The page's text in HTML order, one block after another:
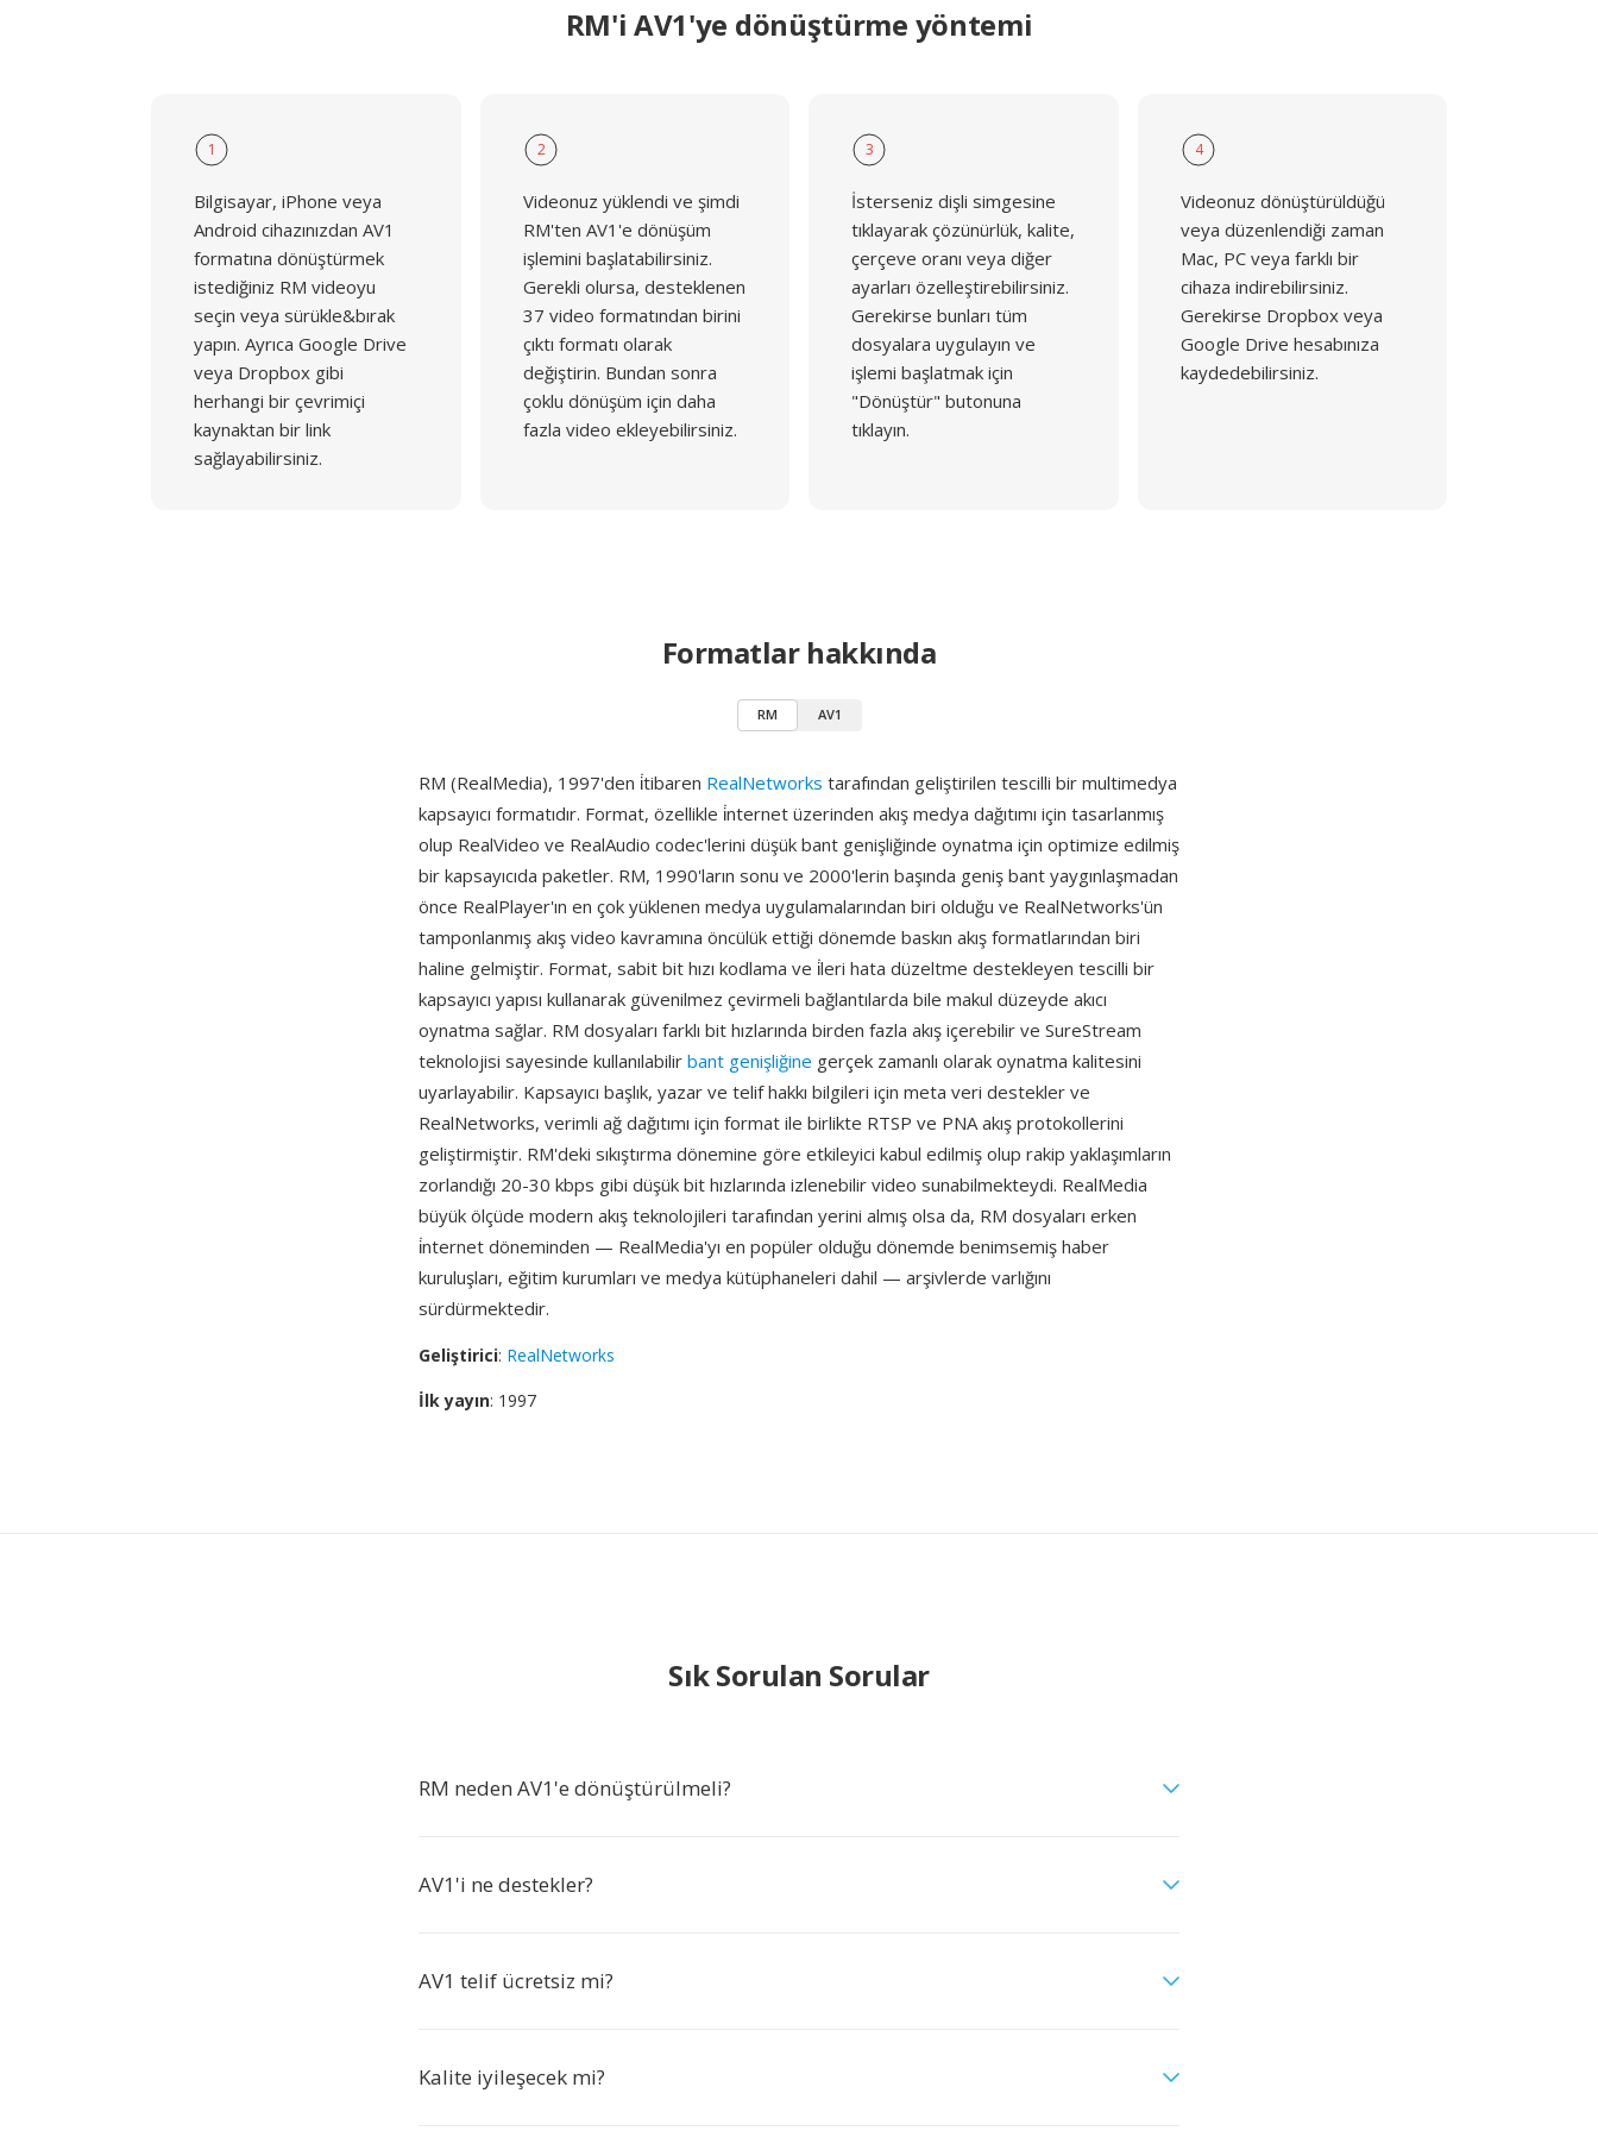
RM'i AV1'ye dönüştürme yöntemi
1
Bilgisayar, iPhone veya
Android cihazınızdan AV1
formatına dönüştürmek
istediğiniz RM videoyu
seçin veya sürükle&bırak
yapın. Ayrıca Google Drive
veya Dropbox gibi
herhangi bir çevrimiçi
kaynaktan bir link
sağlayabilirsiniz.
2
Videonuz yüklendi ve şimdi
RM'ten AV1'e dönüşüm
işlemini başlatabilirsiniz.
Gerekli olursa, desteklenen
37 video formatından birini
çıktı formatı olarak
değiştirin. Bundan sonra
çoklu dönüşüm için daha
fazla video ekleyebilirsiniz.
3
İsterseniz dişli simgesine
tıklayarak çözünürlük, kalite,
çerçeve oranı veya diğer
ayarları özelleştirebilirsiniz.
Gerekirse bunları tüm
dosyalara uygulayın ve
işlemi başlatmak için
"Dönüştür" butonuna
tıklayın.
4
Videonuz dönüştürüldüğü
veya düzenlendiği zaman
Mac, PC veya farklı bir
cihaza indirebilirsiniz.
Gerekirse Dropbox veya
Google Drive hesabınıza
kaydedebilirsiniz.
Formatlar hakkında
RM AV1
RM (RealMedia), 1997'den i̇tibaren RealNetworks tarafından geliştirilen tescilli bir multimedya
kapsayıcı formatıdır. Format, özellikle i̇nternet üzerinden akış medya dağıtımı için tasarlanmış
olup RealVideo ve RealAudio codec'lerini düşük bant genişliğinde oynatma için optimize edilmiş
bir kapsayıcıda paketler. RM, 1990'ların sonu ve 2000'lerin başında geniş bant yaygınlaşmadan
önce RealPlayer'ın en çok yüklenen medya uygulamalarından biri olduğu ve RealNetworks'ün
tamponlanmış akış video kavramına öncülük ettiği dönemde baskın akış formatlarından biri
haline gelmiştir. Format, sabit bit hızı kodlama ve i̇leri hata düzeltme destekleyen tescilli bir
kapsayıcı yapısı kullanarak güvenilmez çevirmeli bağlantılarda bile makul düzeyde akıcı
oynatma sağlar. RM dosyaları farklı bit hızlarında birden fazla akış içerebilir ve SureStream
teknolojisi sayesinde kullanılabilir bant genişliğine gerçek zamanlı olarak oynatma kalitesini
uyarlayabilir. Kapsayıcı başlık, yazar ve telif hakkı bilgileri için meta veri destekler ve
RealNetworks, verimli ağ dağıtımı için format ile birlikte RTSP ve PNA akış protokollerini
geliştirmiştir. RM'deki sıkıştırma dönemine göre etkileyici kabul edilmiş olup rakip yaklaşımların
zorlandığı 20-30 kbps gibi düşük bit hızlarında izlenebilir video sunabilmekteydi. RealMedia
büyük ölçüde modern akış teknolojileri tarafından yerini almış olsa da, RM dosyaları erken
i̇nternet döneminden — RealMedia'yı en popüler olduğu dönemde benimsemiş haber
kuruluşları, eğitim kurumları ve medya kütüphaneleri dahil — arşivlerde varlığını
sürdürmektedir.
Geliştirici: RealNetworks
İlk yayın: 1997
Sık Sorulan Sorular
RM neden AV1'e dönüştürülmeli?
AV1'i ne destekler?
AV1 telif ücretsiz mi?
Kalite iyileşecek mi?